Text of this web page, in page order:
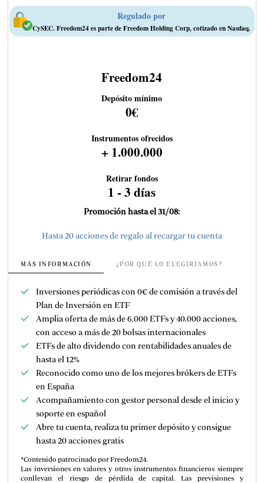
Regulado por
CySEC. Freedom24 es parte de Freedom Holding Corp, cotizado en Nasdaq.
Freedom24
Depósito mínimo
0€
Instrumentos ofrecidos
+ 1.000.000
Retirar fondos
1 - 3 días
Promoción hasta el 31/08:
Hasta 20 acciones de regalo al recargar tu cuenta
MÁS INFORMACIÓN ¿POR QUÉ LO ELEGIRÍAMOS?
Inversiones periódicas con 0€ de comisión a través del
Plan de Inversión en ETF
Amplia oferta de más de 6.000 ETFs y40.000 acciones,
con acceso a más de 20 bolsas internacionales
ETFs de alto dividendo con rentabilidades anuales de
hasta el 12%
Reconocido como uno de los mejores brókers de ETFs
en España
Acompañamiento con gestor personal desde el inicio y
soporte en español
Abre tu cuenta, realiza tu primer depósito y consigue
hasta 20 acciones gratis
*Contenido patrocinado por Freedom24.
Las inversiones en valores y otros instrumentos financieros siempre
conllevan el riesgo de pérdida de capital. Las previsiones y